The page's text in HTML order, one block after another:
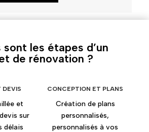
sont les étapes d’un
de rénovation ?
DEVIS
et
sur
délais
CONCEPTION ET PLANS
Création de plans
personnalisés,
personnalisés à vos